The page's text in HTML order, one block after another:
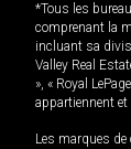
*Tous les
comprenant la
incluant sa
Valley Real
», « Royal LePage
appartiennent
Les marques